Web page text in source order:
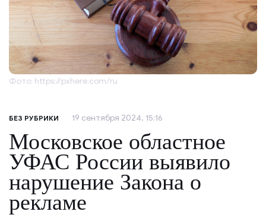
Фото: https://pxhere.com/ru
БЕЗ РУБРИКИ 19 сентября 2024, 15:16
Московское областное
УФАС России выявило
нарушение Закона о
рекламе